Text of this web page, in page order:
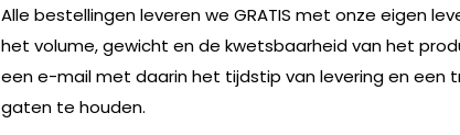
Alle bestellingen leveren we GRATIS met onze eigen
het volume, gewicht en de kwetsbaarheid van het
een e-mail met daarin het tijdstip van levering en een
gaten te houden.